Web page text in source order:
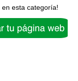
esta categoría!